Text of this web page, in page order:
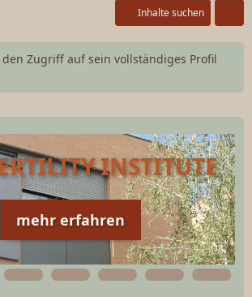
Inhalte suchen
Zugriff auf sein vollständiges Profil
INSTITUTE
mehr erfahren